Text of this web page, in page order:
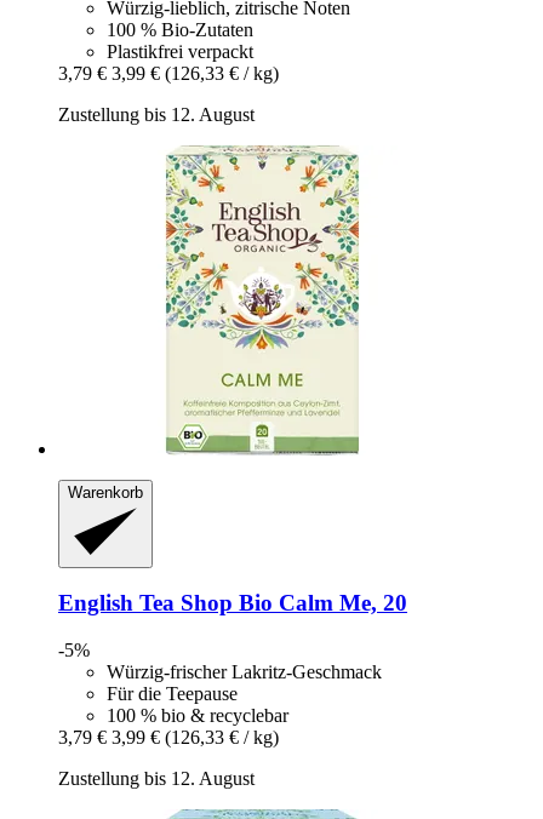
Würzig-lieblich, zitrische Noten
100 % Bio-Zutaten
Plastikfrei verpackt
3,79 € 3,99 € (126,33 € / kg)
Zustellung bis 12. August
Warenkorb
English Tea Shop Bio Calm Me, 20
-5%
Würzig-frischer Lakritz-Geschmack
Für die Teepause
100 % bio & recyclebar
3,79 € 3,99 € (126,33 € / kg)
Zustellung bis 12. August